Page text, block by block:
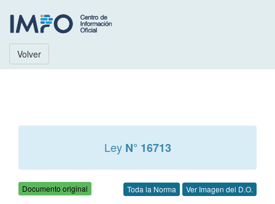
Volver
Ley N° 16713
Documento original Toda la Norma Ver Imagen del D.O.